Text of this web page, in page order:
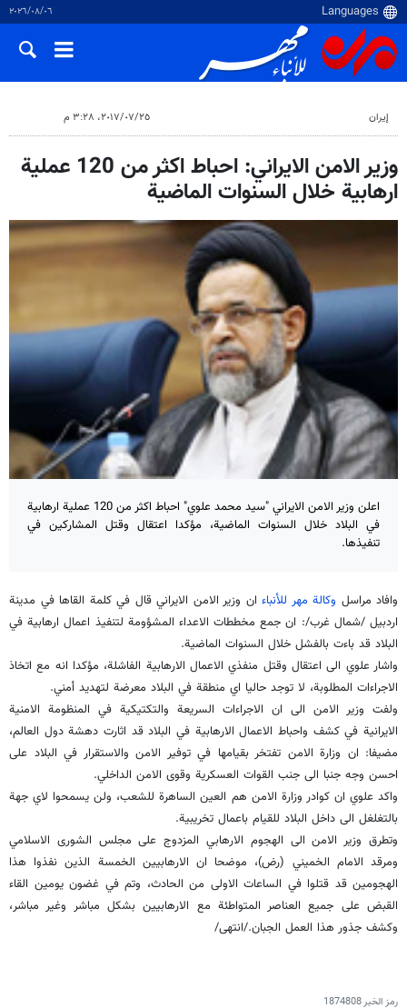
٠٦‏/٠٨‏/٢٠٢٦
إيران ٢٥‏/٠٧‏/٢٠١٧، ٣:٢٨ م
وزير الامن الايراني: احباط اكثر من 120 عملية
ارهابية خلال السنوات الماضية
اعلن وزير الامن الايراني "سيد محمد علوي" احباط اكثر من 120 عملية ارهابية
في البلاد خلال السنوات الماضية، مؤكدا اعتقال وقتل المشاركين في
تنفيذها.
وافاد مراسل وكالة مهر للأنباء ان وزير الامن الايراني قال في كلمة القاها في مدينة
اردبيل /شمال غرب/: ان جمع مخططات الاعداء المشؤومة لتنفيذ اعمال ارهابية في
البلاد قد باءت بالفشل خلال السنوات الماضية.
واشار علوي الى اعتقال وقتل منفذي الاعمال الارهابية الفاشلة، مؤكدا انه مع اتخاذ
الاجراءات المطلوبة، لا توجد حاليا اي منطقة في البلاد معرضة لتهديد أمني.
ولفت وزير الامن الى ان الاجراءات السريعة والتكتيكية في المنظومة الامنية
الايرانية في كشف واحباط الاعمال الارهابية في البلاد قد اثارت دهشة دول العالم،
مضيفا: ان وزارة الامن تفتخر بقيامها في توفير الامن والاستقرار في البلاد على
احسن وجه جنبا الى جنب القوات العسكرية وقوى الامن الداخلي.
واكد علوي ان كوادر وزارة الامن هم العين الساهرة للشعب، ولن يسمحوا لاي جهة
بالتغلغل الى داخل البلاد للقيام باعمال تخريبية.
وتطرق وزير الامن الى الهجوم الارهابي المزدوج على مجلس الشورى الاسلامي
ومرقد الامام الخميني (رض)، موضحا ان الارهابيين الخمسة الذين نفذوا هذا
الهجومين قد قتلوا في الساعات الاولى من الحادث، وتم في غضون يومين القاء
القبض على جميع العناصر المتواطئة مع الارهابيين بشكل مباشر وغير مباشر،
وكشف جذور هذا العمل الجبان./انتهى/
رمز الخبر1874808